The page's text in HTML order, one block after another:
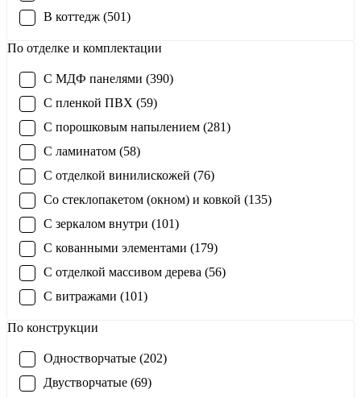
В коттедж (501)
По отделке и комплектации
С МДФ панелями (390)
С пленкой ПВХ (59)
С порошковым напылением (281)
С ламинатом (58)
С отделкой винилискожей (76)
Со стеклопакетом (окном) и ковкой (135)
С зеркалом внутри (101)
С кованными элементами (179)
С отделкой массивом дерева (56)
С витражами (101)
По конструкции
Одностворчатые (202)
Двустворчатые (69)